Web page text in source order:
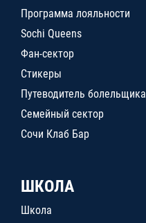
Программа лояльности
Sochi Queens
Фан-сектор
Стикеры
Путеводитель болельщика
Семейный сектор
Сочи Клаб Бар
ШКОЛА
Школа